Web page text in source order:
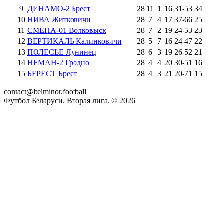
9 ДИНАМО-2 Брест 28 11 1 16 31-53 34
10 НИВА Житковичи 28 7 4 17 37-66 25
11 СМЕНА-01 Волковыск 28 7 2 19 24-53 23
12 ВЕРТИКАЛЬ Калинковичи 28 5 7 16 24-47 22
13 ПОЛЕСЬЕ Лунинец 28 6 3 19 26-52 21
14 НЕМАН-2 Гродно 28 4 4 20 30-51 16
15 БЕРЕСТ Брест 28 4 3 21 20-71 15
contact@belminor.football
Футбол Беларуси. Вторая лига. © 2026